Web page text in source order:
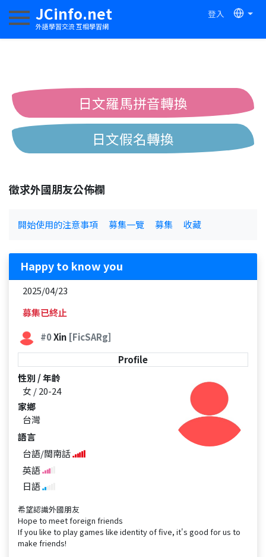
JCinfo.net
外語學習交流 互相學習網
登入
切換導航
日文羅馬拼音轉換
日文假名轉換
徵求外國朋友公佈欄
開始使用的注意事項 募集一覽 募集 收藏
Happy to know you
2025/04/23
募集已終止
#0Xin [FicSARg]
Profile
性別 / 年齡
女 / 20-24
家鄉
台灣
語言
台語/閩南話
英語
日語
希望認識外國朋友
Hope to meet foreign friends
If you like to play games like identity of five, it's good for us to
make friends!